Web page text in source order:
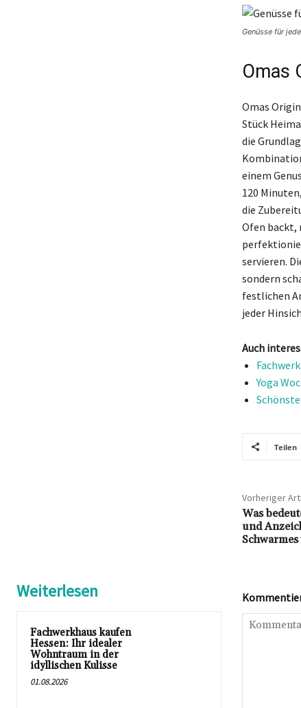
Genüsse für
Omas
Omas
Stück
die
einem
120
die
Ofen backt,
servieren.
sondern
festlichen
jeder
Auch
Yoga
Teilen
Vorheriger
Was
und
Weiterlesen
Fachwerkhaus kaufen
Hessen: Ihr idealer
Wohntraum in der
idyllischen Kulisse
01.08.2026